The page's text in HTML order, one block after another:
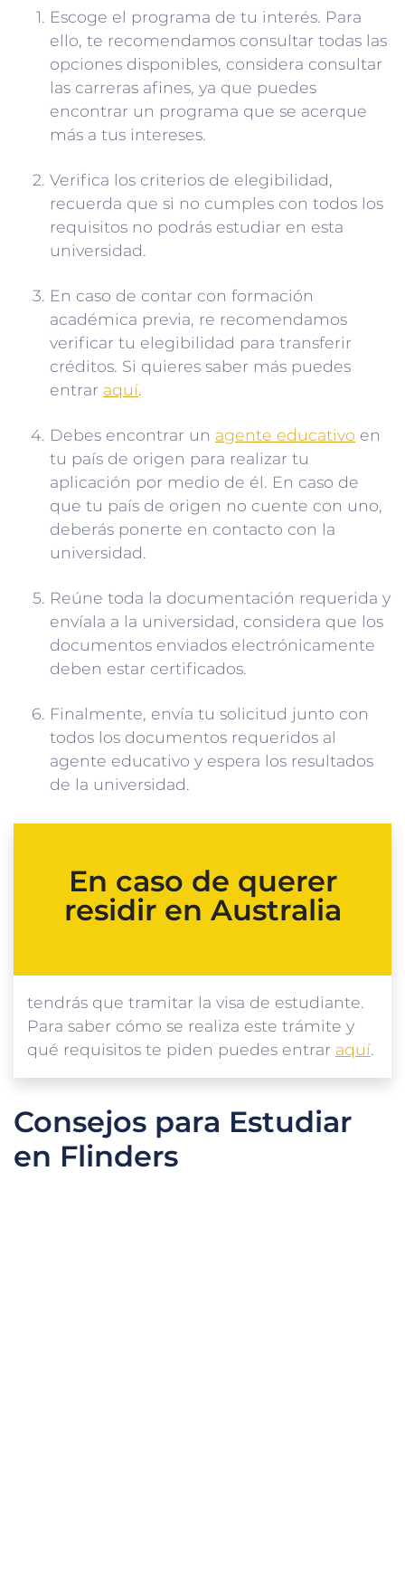
Escoge el programa de tu interés. Para
ello, te recomendamos consultar todas las
opciones disponibles, considera consultar
las carreras afines, ya que puedes
encontrar un programa que se acerque
más a tus intereses.
Verifica los criterios de elegibilidad,
recuerda que si no cumples con todos los
requisitos no podrás estudiar en esta
universidad.
En caso de contar con formación
académica previa, re recomendamos
verificar tu elegibilidad para transferir
créditos. Si quieres saber más puedes
entrar aquí.
Debes encontrar un agente educativo en
tu país de origen para realizar tu
aplicación por medio de él. En caso de
que tu país de origen no cuente con uno,
deberás ponerte en contacto con la
universidad.
Reúne toda la documentación requerida y
envíala a la universidad, considera que los
documentos enviados electrónicamente
deben estar certificados.
Finalmente, envía tu solicitud junto con
todos los documentos requeridos al
agente educativo y espera los resultados
de la universidad.
En caso de querer
residir en Australia
tendrás que tramitar la visa de estudiante.
Para saber cómo se realiza este trámite y
qué requisitos te piden puedes entrar aquí.
Consejos para Estudiar
en Flinders